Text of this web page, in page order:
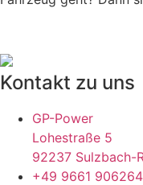
Kontakt zu uns
GP-Power
Lohestraße 5
92237 Sulzbach-
+49 9661 906264